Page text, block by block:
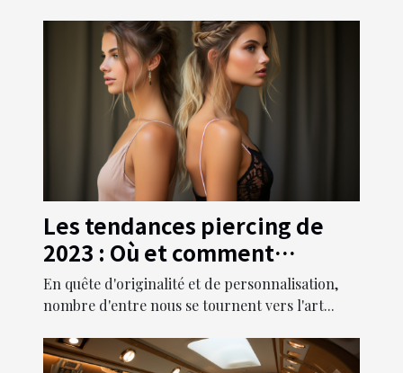
Les tendances piercing de
2023 : Où et comment
sublimer votre look avec de
nouveaux piercings
En quête d'originalité et de personnalisation,
nombre d'entre nous se tournent vers l'art...